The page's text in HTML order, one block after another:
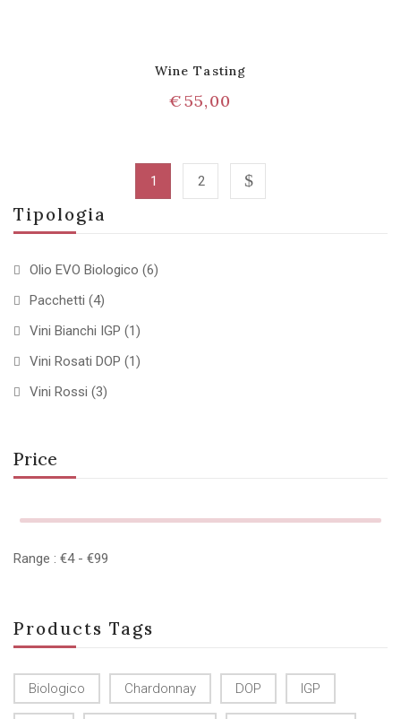
Tipologia
Olio EVO Biologico (6)
Pacchetti (4)
Vini Bianchi IGP (1)
Vini Rosati DOP (1)
Vini Rossi (3)
Price
Range : €4 - €99
Products Tags
Biologico Chardonnay DOP IGP
Wine Tasting
€55,00
1 2